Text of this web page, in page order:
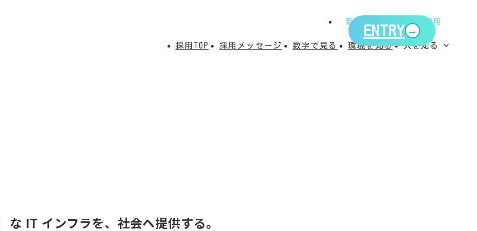
新卒採用 中途採用
採用TOP 採用メッセージ 数字で見る 環境を知る 人を知る
グループリーダー
ENTRY
な IT インフラを、社会へ提供する。